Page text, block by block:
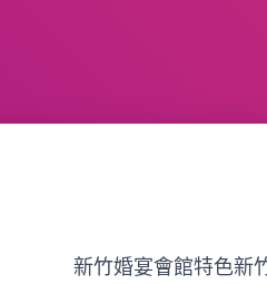
新竹婚宴會館特色新